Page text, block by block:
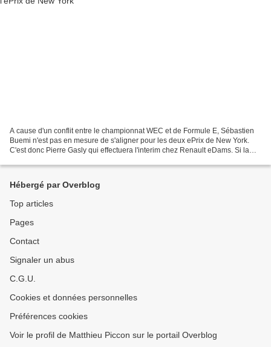
A cause d'un conflit entre le championnat WEC et de Formule E, Sébastien
Buemi n'est pas en mesure de s'aligner pour les deux ePrix de New York.
C'est donc Pierre Gasly qui effectuera l'interim chez Renault eDams. Si la
Hébergé par Overblog
Top articles
Pages
Contact
Signaler un abus
C.G.U.
Cookies et données personnelles
Préférences cookies
Voir le profil de Matthieu Piccon sur le portail Overblog